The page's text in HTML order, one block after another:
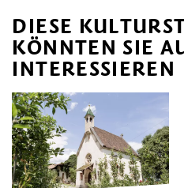
DIESE
KÖNNTEN SIE
INTERESSIEREN